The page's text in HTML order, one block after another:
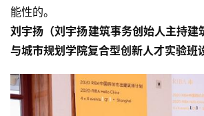
能性的。
刘宇扬（刘宇扬建筑事务创始人主持建
与城市规划学院复合型创新人才实验班